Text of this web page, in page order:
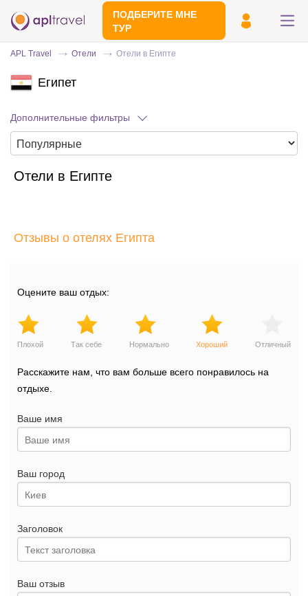
ПОДБЕРИТЕ МНЕ
ТУР
минут
APL Travel Отели Отели в Египте
Египет
Дополнительные фильтры
Отели в Египте
Отзывы о отелях Египта
Оцените ваш отдых:
Плохой Так себе Нормально Хороший Отличный
Расскажите нам, что вам больше всего понравилось на
отдыхе.
Ваше имя
Ваш город
Заголовок
Ваш отзыв